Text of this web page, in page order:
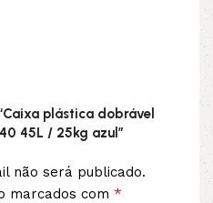
plástica dobrável
45L / 25kg azul”
não será publicado.
marcados com *